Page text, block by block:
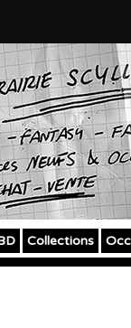
Collections